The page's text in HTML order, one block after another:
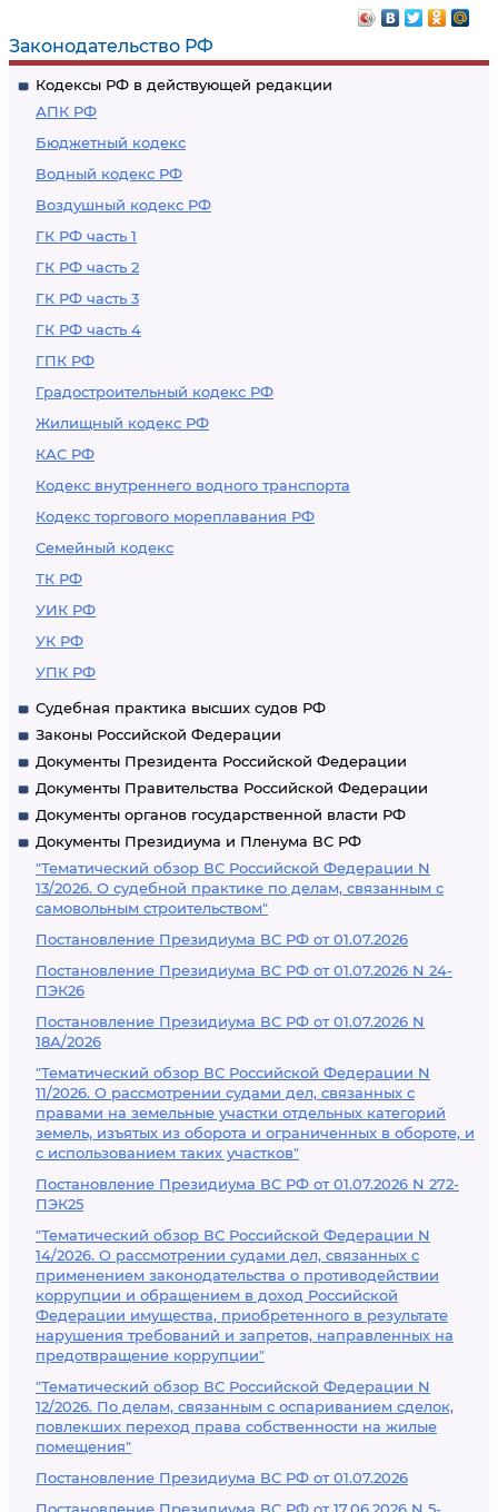
Законодательство РФ
Кодексы РФ в действующей редакции
АПК РФ
Бюджетный кодекс
Водный кодекс РФ
Воздушный кодекс РФ
ГК РФ часть 1
ГК РФ часть 2
ГК РФ часть 3
ГК РФ часть 4
ГПК РФ
Градостроительный кодекс РФ
Жилищный кодекс РФ
КАС РФ
Кодекс внутреннего водного транспорта
Кодекс торгового мореплавания РФ
Семейный кодекс
ТК РФ
УИК РФ
УК РФ
УПК РФ
Судебная практика высших судов РФ
Законы Российской Федерации
Документы Президента Российской Федерации
Документы Правительства Российской Федерации
Документы органов государственной власти РФ
Документы Президиума и Пленума ВС РФ
"Тематический обзор ВС Российской Федерации N
13/2026. О судебной практике по делам, связанным с
самовольным строительством"
Постановление Президиума ВС РФ от 01.07.2026
Постановление Президиума ВС РФ от 01.07.2026 N 24-
ПЭК26
Постановление Президиума ВС РФ от 01.07.2026 N
18А/2026
"Тематический обзор ВС Российской Федерации N
11/2026. О рассмотрении судами дел, связанных с
правами на земельные участки отдельных категорий
земель, изъятых из оборота и ограниченных в обороте, и
с использованием таких участков"
Постановление Президиума ВС РФ от 01.07.2026 N 272-
ПЭК25
"Тематический обзор ВС Российской Федерации N
14/2026. О рассмотрении судами дел, связанных с
применением законодательства о противодействии
коррупции и обращением в доход Российской
Федерации имущества, приобретенного в результате
нарушения требований и запретов, направленных на
предотвращение коррупции"
"Тематический обзор ВС Российской Федерации N
12/2026. По делам, связанным с оспариванием сделок,
повлекших переход права собственности на жилые
помещения"
Постановление Президиума ВС РФ от 01.07.2026